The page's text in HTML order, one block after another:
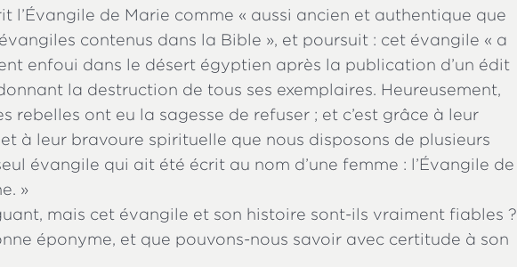
l’Évangile de Marie comme « aussi ancien et authentique que
contenus dans la Bible », et poursuit : cet évangile « a
enfoui dans le désert égyptien après la publication d’un édit
la destruction de tous ses exemplaires. Heureusement,
rebelles ont eu la sagesse de refuser ; et c’est grâce à leur
à leur bravoure spirituelle que nous disposons de plusieurs
évangile qui ait été écrit au nom d’une femme : l’Évangile de
»
mais cet évangile et son histoire sont-ils vraiment fiables ?
éponyme, et que pouvons-nous savoir avec certitude à son